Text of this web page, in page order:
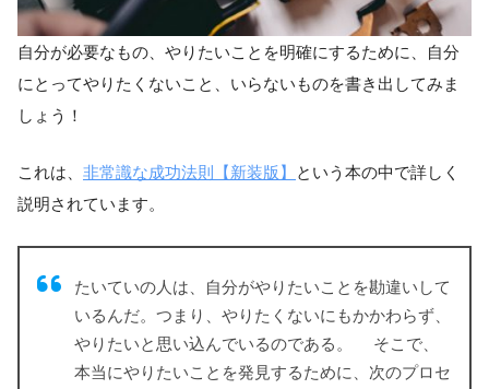
自分が必要なもの、やりたいことを明確にするために、自分
にとってやりたくないこと、いらないものを書き出してみま
しょう！
これは、 非常識な成功法則【新装版】
という本の中で詳しく
説明されています。
たいていの人は、自分がやりたいことを勘違いして
いるんだ。つまり、やりたくないにもかかわらず、
やりたいと思い込んでいるのである。 そこで、
本当にやりたいことを発見するために、次のプロセ